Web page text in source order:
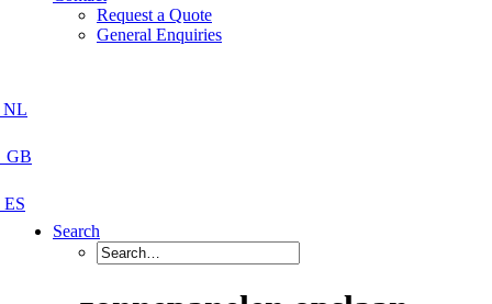
Request a Quote
General Enquiries
Search